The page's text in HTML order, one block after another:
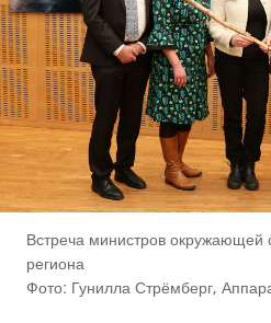
Встреча министров окружающей
региона
Фото: Гунилла Стрёмберг,